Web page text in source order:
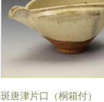
斑唐津片口（桐箱付）